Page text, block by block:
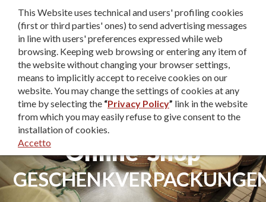
IT|EN|DE
Online-Shop
This Website uses technical and users' profiling cookies
(first or third parties' ones) to send advertising messages
in line with users' preferences expressed while web
browsing. Keeping web browsing or entering any item of
the website without changing your browser settings,
means to implicitly accept to receive cookies on our
website. You may change the settings of cookies at any
time by selecting the “Privacy Policy” link in the website
from which you may easily refuse to give consent to the
installation of cookies.
Accetto